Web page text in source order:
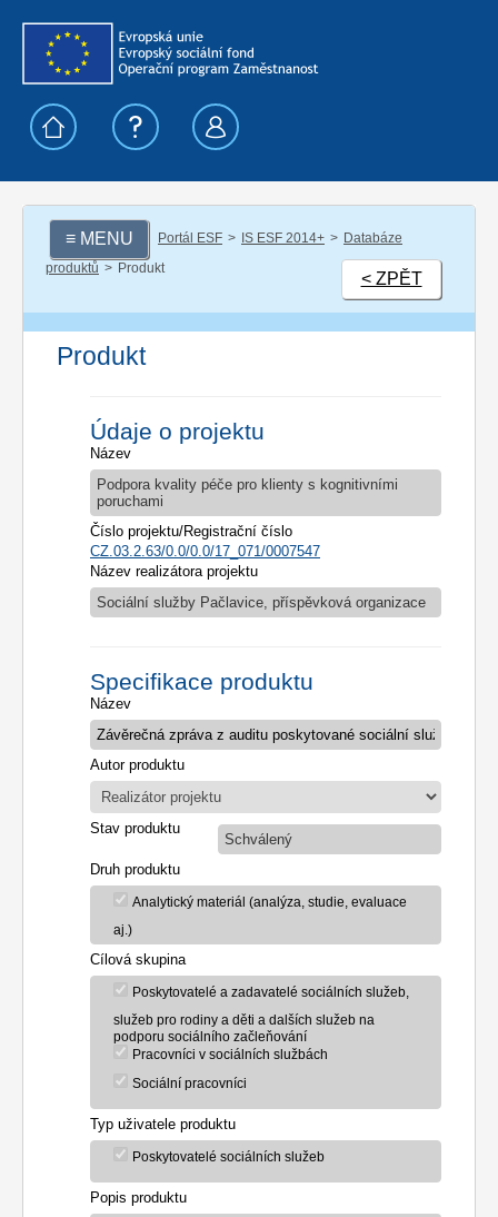
≡ MENU Portál ESF IS ESF 2014+
Databáze
produktů
Produkt
< ZPĚT
Produkt
Údaje o projektu
Název
Podpora kvality péče pro klienty s kognitivními
poruchami
Číslo projektu/Registrační číslo
CZ.03.2.63/0.0/0.0/17_071/0007547
Název realizátora projektu
Sociální služby Pačlavice, příspěvková organizace
Specifikace produktu
Název
Autor produktu
Stav produktu
Schválený
Druh produktu
Analytický materiál (analýza, studie, evaluace
aj.)
Cílová skupina
Poskytovatelé a zadavatelé sociálních služeb,
služeb pro rodiny a děti a dalších služeb na
podporu sociálního začleňování
Pracovníci v sociálních službách
Sociální pracovníci
Typ uživatele produktu
Poskytovatelé sociálních služeb
Popis produktu